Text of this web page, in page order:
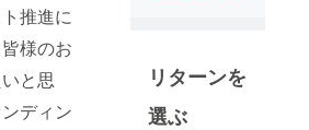
推進に
様のお
と思
ディン
現在、会社
員として勤
リターンを
選ぶ